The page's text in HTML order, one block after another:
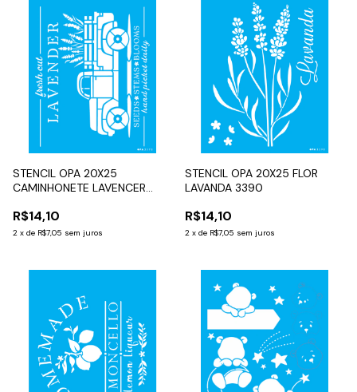
STENCIL OPA 20X25
CAMINHONETE LAVENCER
R$14,10
2 x de R$7,05 sem juros
STENCIL OPA 20X25 FLOR
LAVANDA 3390
R$14,10
2 x de R$7,05 sem juros